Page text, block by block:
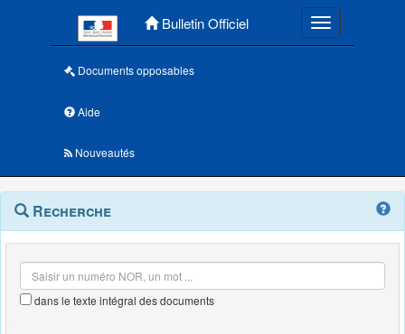
Bulletin Officiel Toggle
Documents opposables
Aide
Nouveautés
Navigation
outils
Menu
contextuel
Recherche
dans le texte intégral des documents